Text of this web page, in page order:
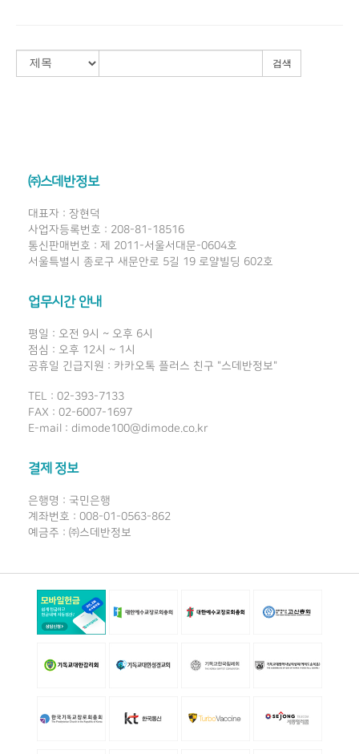
검색
㈜스데반정보
대표자 : 장현덕
사업자등록번호 : 208-81-18516
통신판매번호 : 제 2011-서울서대문-0604호
서울특별시 종로구 새문안로 5길 19 로얄빌딩 602호
업무시간 안내
평일 : 오전 9시 ~ 오후 6시
점심 : 오후 12시 ~ 1시
공휴일 긴급지원 : 카카오톡 플러스 친구 "스데반정보"
TEL : 02-393-7133
FAX : 02-6007-1697
E-mail : dimode100@dimode.co.kr
결제 정보
은행명 : 국민은행
계좌번호 : 008-01-0563-862
예금주 : ㈜스데반정보